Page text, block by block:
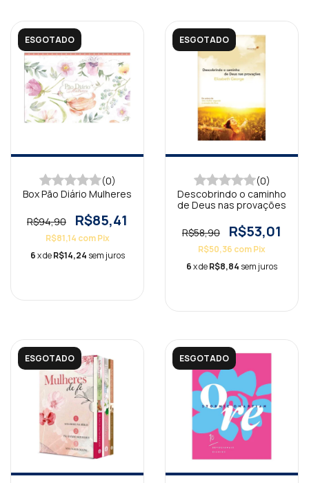
ESGOTADO
(0)
Box Pão Diário Mulheres
R$94,90 R$85,41
R$81,14 com Pix
6x deR$14,24 sem juros
ESGOTADO
(0)
Descobrindo o caminho
de Deus nas provações
R$58,90 R$53,01
R$50,36 comPix
6x deR$8,84 sem juros
ESGOTADO ESGOTADO